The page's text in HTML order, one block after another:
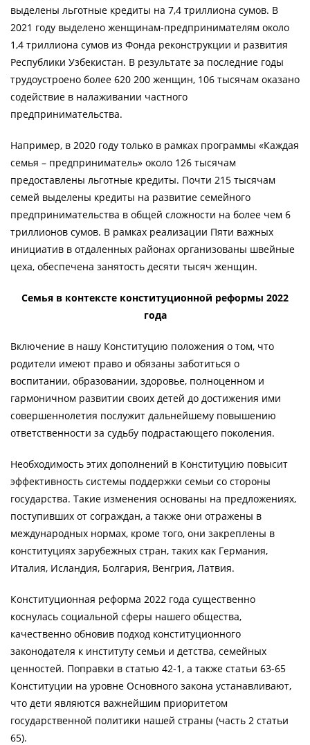
выделены льготные кредиты на 7,4 триллиона сумов. В
2021 году выделено женщинам-предпринимателям около
1,4 триллиона сумов из Фонда реконструкции и развития
Республики Узбекистан. В результате за последние годы
трудоустроено более 620 200 женщин, 106 тысячам оказано
содействие в налаживании частного
предпринимательства.
Например, в 2020 году только в рамках программы «Каждая
семья – предприниматель» около 126 тысячам
предоставлены льготные кредиты. Почти 215 тысячам
семей выделены кредиты на развитие семейного
предпринимательства в общей сложности на более чем 6
триллионов сумов. В рамках реализации Пяти важных
инициатив в отдаленных районах организованы швейные
цеха, обеспечена занятость десяти тысяч женщин.
Семья в контексте конституционной реформы 2022
года
Включение в нашу Конституцию положения о том, что
родители имеют право и обязаны заботиться о
воспитании, образовании, здоровье, полноценном и
гармоничном развитии своих детей до достижения ими
совершеннолетия послужит дальнейшему повышению
ответственности за судьбу подрастающего поколения.
Необходимость этих дополнений в Конституцию повысит
эффективность системы поддержки семьи со стороны
государства. Такие изменения основаны на предложениях,
поступивших от сограждан, а также они отражены в
международных нормах, кроме того, они закреплены в
конституциях зарубежных стран, таких как Германия,
Италия, Исландия, Болгария, Венгрия, Латвия.
Конституционная реформа 2022 года существенно
коснулась социальной сферы нашего общества,
качественно обновив подход конституционного
законодателя к институту семьи и детства, семейных
ценностей. Поправки в статью 42-1, а также статьи 63-65
Конституции на уровне Основного закона устанавливают,
что дети являются важнейшим приоритетом
государственной политики нашей страны (часть 2 статьи
65).